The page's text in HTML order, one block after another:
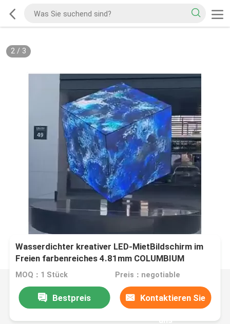
2/ 3
Wasserdichter kreativer LED-MietBildschirm im
Freien farbenreiches 4.81mm COLUMBIUM
MOQ：1 Stück Preis：negotiable
Bestpreis Kontaktieren Sie
uns